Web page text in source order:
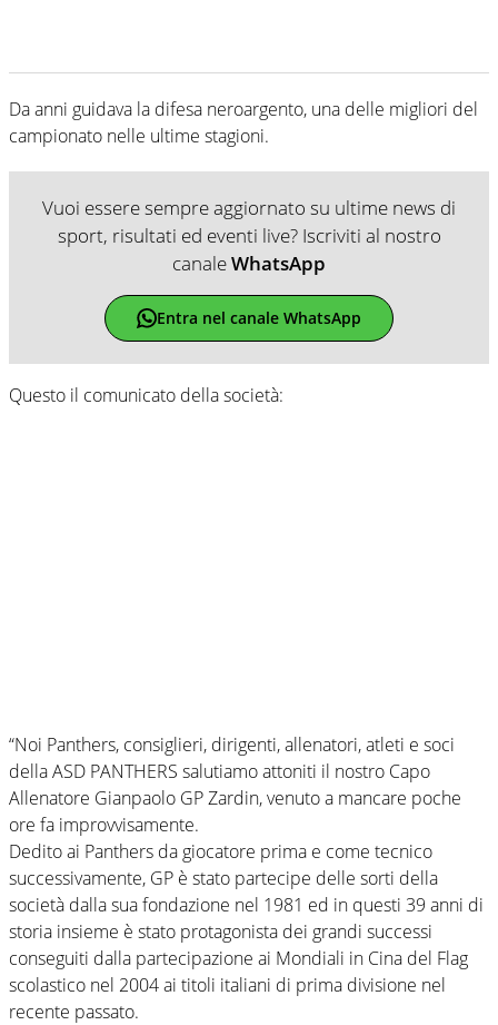
Da anni guidava la difesa neroargento, una delle migliori del
campionato nelle ultime stagioni.
Vuoi essere sempre aggiornato su ultime news di
sport, risultati ed eventi live? Iscriviti al nostro
canaleWhatsApp
Entra nel canale WhatsApp
Questo il comunicato della società:
“Noi Panthers, consiglieri, dirigenti, allenatori, atleti e soci
della ASD PANTHERS salutiamo attoniti il nostro Capo
Allenatore Gianpaolo GP Zardin, venuto a mancare poche
ore fa improvvisamente.
Dedito ai Panthers da giocatore prima e come tecnico
successivamente, GP è stato partecipe delle sorti della
società dalla sua fondazione nel 1981 ed in questi 39 anni di
storia insieme è stato protagonista dei grandi successi
conseguiti dalla partecipazione ai Mondiali in Cina del Flag
scolastico nel 2004 ai titoli italiani di prima divisione nel
recente passato.